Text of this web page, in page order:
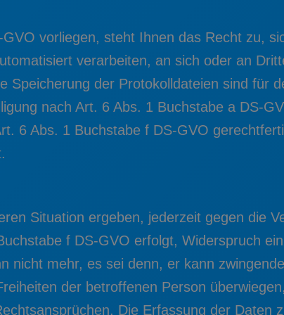
vorliegen, steht Ihnen das Recht zu,
verarbeiten, an sich oder an
der Protokolldateien sind für
nach Art. 6 Abs. 1 Buchstabe a DS-
6 Abs. 1 Buchstabe f DS-GVO
Situation ergeben, jederzeit gegen die
f DS-GVO erfolgt, Widerspruch
nicht mehr, es sei denn, er kann
der betroffenen Person
Die Erfassung der Daten